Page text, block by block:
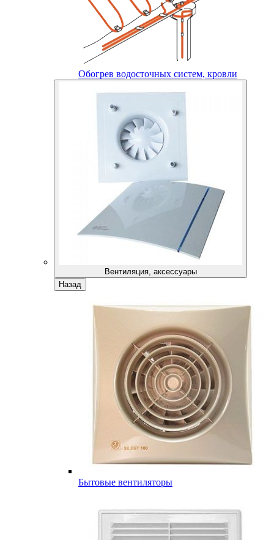
Обогрев водосточных систем, кровли
Вентиляция, аксессуары
Назад
Бытовые вентиляторы